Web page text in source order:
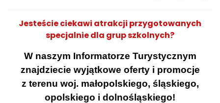
Jesteście ciekawi atrakcji przygotowanych
specjalnie dla grup szkolnych?
W naszym Informatorze Turystycznym
znajdziecie wyjątkowe oferty i promocje
z terenu woj. małopolskiego, śląskiego,
opolskiego i dolnośląskiego!